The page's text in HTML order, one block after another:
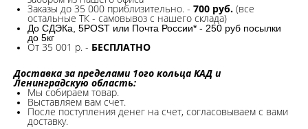
Заказы до 35 000 приблизительно. - 700 руб. (все
остальные ТК - самовывоз с нашего склада)
До СДЭКа, 5POST или Почта России* - 250 руб посылки
до 5кг
От 35 001 р. - БЕСПЛАТНО
Доставка за пределами 1ого кольца КАД и
Ленинградскую область:
Мы собираем товар.
Выставляем вам счет.
После поступления денег на счет, согласовываем с вами
доставку.